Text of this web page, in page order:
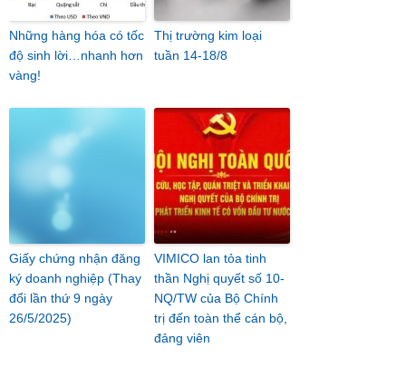
Những hàng hóa có tốc
độ sinh lời…nhanh hơn
vàng!
Thị trường kim loại
tuần 14-18/8
Giấy chứng nhận đăng
ký doanh nghiệp (Thay
đổi lần thứ 9 ngày
26/5/2025)
VIMICO lan tỏa tinh
thần Nghị quyết số 10-
NQ/TW của Bộ Chính
trị đến toàn thể cán bộ,
đảng viên